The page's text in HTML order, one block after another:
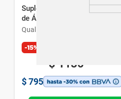
Suplemento Dietario
de Ácido Hialuronico x 30 caps
Qualivits
-15%
$ 1136
$ 795